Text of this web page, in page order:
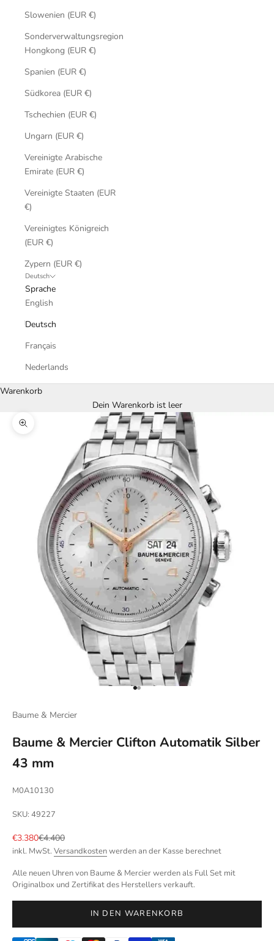
Slowenien (EUR €)
Sonderverwaltungsregion
Hongkong (EUR €)
Spanien (EUR €)
Südkorea (EUR €)
Tschechien (EUR €)
Ungarn (EUR €)
Vereinigte Arabische
Emirate (EUR €)
Vereinigte Staaten (EUR
€)
Vereinigtes Königreich
(EUR €)
Zypern (EUR €)
Deutsch
Sprache
English
Deutsch
Français
Nederlands
Warenkorb
Dein Warenkorb ist leer
Bild vergrößern
Gehe zu Element 1
Gehe zu Element 2
Baume & Mercier
Baume & Mercier Clifton Automatik Silber
43 mm
M0A10130
SKU: 49227
Angebot
€3.380Regulärer Preis
€4.400
inkl. MwSt. Versandkostenwerden an der Kasse berechnet
Alle neuen Uhren von Baume & Mercier werden als Full Set mit
Originalbox und Zertifikat des Herstellers verkauft.
IN DEN WARENKORB